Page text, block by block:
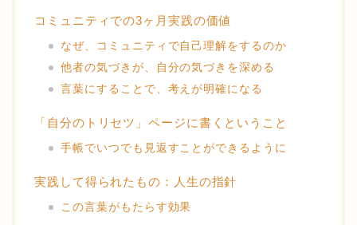
コミュニティでの3ヶ月実践の価値
なぜ、コミュニティで自己理解をするのか
他者の気づきが、自分の気づきを深める
言葉にすることで、考えが明確になる
「自分のトリセツ」ページに書くということ
手帳でいつでも見返すことができるように
実践して得られたもの：人生の指針
この言葉がもたらす効果